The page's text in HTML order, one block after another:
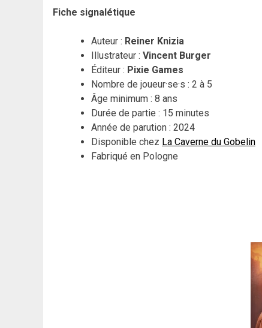
Fiche signalétique
Auteur : Reiner Knizia
Illustrateur : Vincent Burger
Éditeur : Pixie Games
Nombre de joueur·se·s : 2 à 5
Âge minimum : 8 ans
Durée de partie : 15 minutes
Année de parution : 2024
Disponible chez La Caverne du Gobelin
Fabriqué en Pologne